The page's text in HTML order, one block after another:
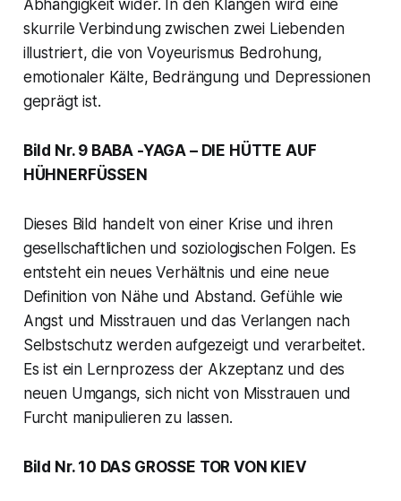
Abhängigkeit wider. In den Klängen wird eine
skurrile Verbindung zwischen zwei Liebenden
illustriert, die von Voyeurismus Bedrohung,
emotionaler Kälte, Bedrängung und Depressionen
geprägt ist.
Bild Nr. 9 BABA -YAGA – DIE HÜTTE AUF
HÜHNERFÜSSEN
Dieses Bild handelt von einer Krise und ihren
gesellschaftlichen und soziologischen Folgen. Es
entsteht ein neues Verhältnis und eine neue
Definition von Nähe und Abstand. Gefühle wie
Angst und Misstrauen und das Verlangen nach
Selbstschutz werden aufgezeigt und verarbeitet.
Es ist ein Lernprozess der Akzeptanz und des
neuen Umgangs, sich nicht von Misstrauen und
Furcht manipulieren zu lassen.
Bild Nr. 10 DAS GROSSE TOR VON KIEV